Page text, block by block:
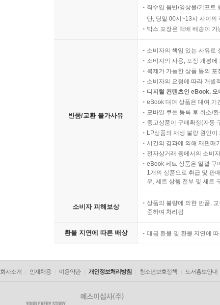
직수입 음반/영상물/기프트
단, 당일 00시~13시 사이의
박스 포장은 택배 배송이
반품/교환 불가사유
소비자의 책임 있는 사유로
소비자의 사용, 포장 개봉
복제가 가능한 상품 등의
소비자의 요청에 따라 개별
디지털 컨텐츠인 eBook,
eBook 대여 상품은 대여 기
모바일 쿠폰 등록 후 취소/
중고상품이 구매확정(자동
LP상품의 재생 불량 원인
시간의 경과에 의해 재판매
전자상거래 등에서의 소비
eBook 세트 상품은 일괄 구
1개의 상품으로 취급 및 판
우, 세트 상품 전부 및 세트
소비자 피해보상
상품의 불량에 의한 반품,
준하여 처리됨
환불 지연에 따른 배상 대금 환불 및 환불 지연에
회사소개 인재채용 이용약관 개인정보처리방침 청소년보호정책 도서홍보안내